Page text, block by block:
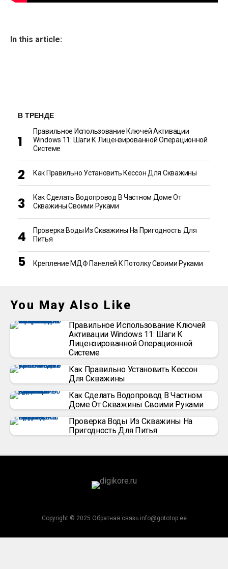
In this article:
В ТРЕНДЕ
Правильное Использование Ключей Активации
Windows 11: Шаги К Лицензированной Операционной
Системе
Как Правильно Установить Кессон Для Скважины
Как Сделать Водопровод В Частном Доме От
Скважины Своими Руками
Проверка Воды Из Скважины На Пригодность Для
Питья
Крепление МДФ Панелей К Потолку Своими Руками
You May Also Like
Правильное Использование Ключей
Активации Windows 11: Шаги К
Лицензированной Операционной
Системе
Как Правильно Установить Кессон
Для Скважины
Как Сделать Водопровод В Частном
Доме От Скважины Своими Руками
Проверка Воды Из Скважины На
Пригодность Для Питья
Copyright © 2025 Обратная связь info@gototop.ee